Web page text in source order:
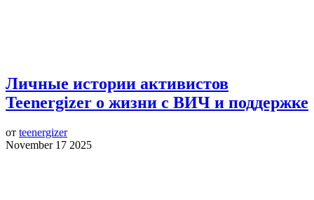
Личные истории активистов
Teenergizer о жизни с ВИЧ и поддержке
от teenergizer
November 17 2025